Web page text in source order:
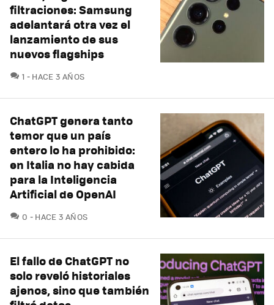
filtraciones: Samsung
adelantará otra vez el
lanzamiento de sus
nuevos flagships
1 COMENTARIOS
HACE 3 AÑOS
ChatGPT genera tanto
temor que un país
entero lo ha prohibido:
en Italia no hay cabida
para la Inteligencia
Artificial de OpenAI
0 COMENTARIOS
HACE 3 AÑOS
El fallo de ChatGPT no
solo reveló historiales
ajenos, sino que también